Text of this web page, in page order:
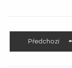
Předchozí